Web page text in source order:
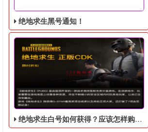
绝地求生黑号通知！
绝地求生黑号： 质保时间内找回换号！
绝地求生白号如何获得？应该怎样购买？